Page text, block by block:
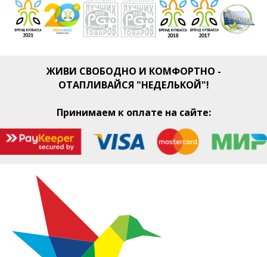
ЖИВИ СВОБОДНО И КОМФОРТНО -
ОТАПЛИВАЙСЯ "НЕДЕЛЬКОЙ"!
Принимаем к оплате на сайте: